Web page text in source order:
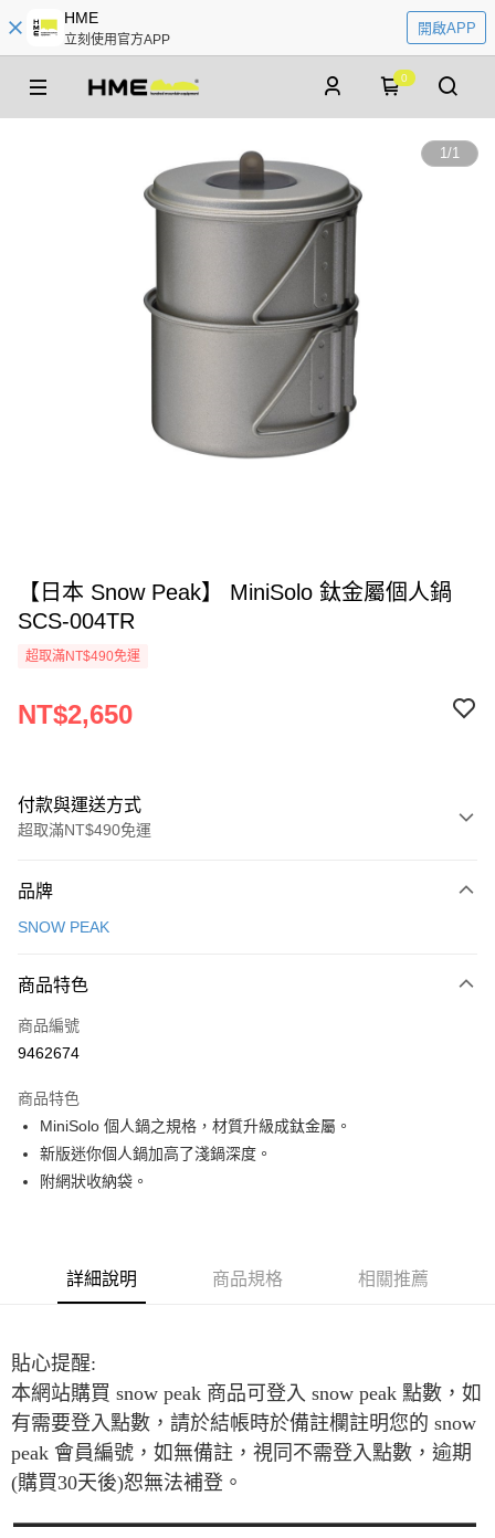
HME
立刻使用官方APP
開啟APP
0
1/1
【日本 Snow Peak】 MiniSolo 鈦金屬個人鍋
SCS-004TR
超取滿NT$490免運
NT$2,650
付款與運送方式
超取滿NT$490免運
信用卡一次付款
3 期 0 利率 每期
合作金庫商業銀行
上海商業儲蓄銀行
臺灣中小企業銀行
匯豐（台灣）商業銀行
華泰商業銀行
聯邦商業銀行
元大商業銀行
超商取貨付款
LINE Pay
Apple Pay
ATM付款
付款後全家取貨
7-11取貨付款
每筆NT$60，滿NT$490(含以上)免運費
付款後7-11取貨
每筆NT$60，滿NT$490(含以上)免運費
品牌
SNOW PEAK
商品特色
商品編號
9462674
商品特色
MiniSolo 個人鍋之規格，材質升級成鈦金屬。
新版迷你個人鍋加高了淺鍋深度。
附網狀收納袋。
詳細說明 商品規格 相關推薦
貼心提醒:
本網站購買 snow peak 商品可登入 snow peak 點數，如
有需要登入點數，請於結帳時於備註欄註明您的 snow
peak 會員編號，如無備註，視同不需登入點數，逾期
(購買30天後)恕無法補登。